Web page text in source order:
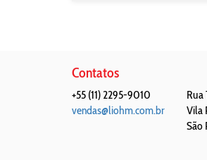
Contatos
+55 (11) 2295-9010
vendas@liohm.com.br
Rua
Vila
São